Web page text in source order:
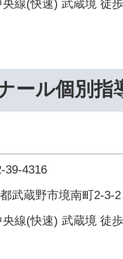
央線(快速) 武蔵境 徒
ール個別指
39-4316
武蔵野市境南町2-3-
央線(快速) 武蔵境 徒